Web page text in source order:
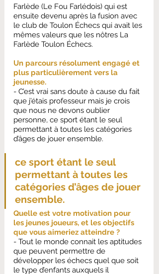
Farlède (Le Fou Farlédois) qui est
ensuite devenu après la fusion avec
le club de Toulon Échecs qui avait les
mêmes valeurs que les nôtres La
Farlède Toulon Échecs.
Un parcours résolument engagé et
plus particulièrement vers la
jeunesse.
- C’est vrai sans doute à cause du fait
que j’étais professeur mais je crois
que nous ne devons oublier
personne, ce sport étant le seul
permettant à toutes les catégories
d’âges de jouer ensemble.
ce sport étant le seul
permettant à toutes les
catégories d’âges de jouer
ensemble.
Quelle est votre motivation pour
les jeunes joueurs, et les objectifs
que vous aimeriez atteindre ?
- Tout le monde connait les aptitudes
que peuvent permettre de
développer les échecs quel que soit
le type d’enfants auxquels il